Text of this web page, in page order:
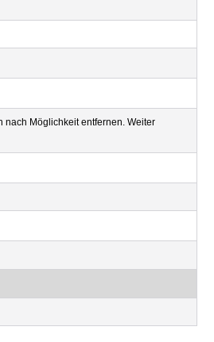
nach Möglichkeit entfernen. Weiter